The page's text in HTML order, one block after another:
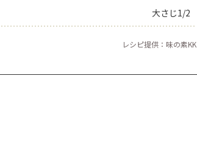
AJINOMOTO PARK とは
大さじ1/2
レシピ提供：味の素KK